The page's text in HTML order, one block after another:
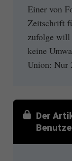
Einer von
Zeitschrift
zufolge will
keine
Union: Nur
Der